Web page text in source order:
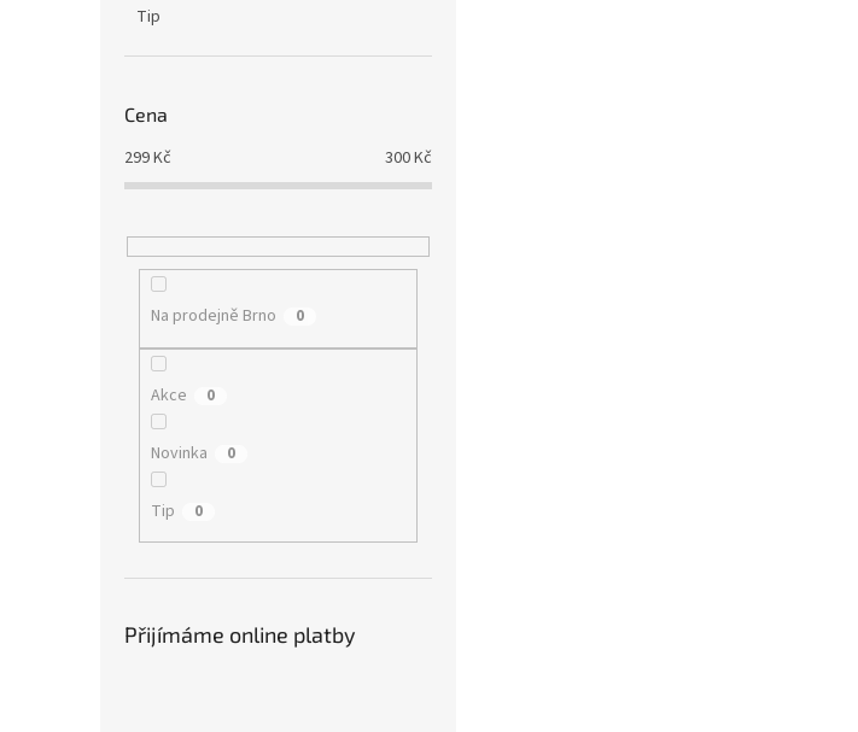
Tip
Cena
299Kč 300Kč
Na prodejně Brno 0
Akce 0
Novinka 0
Tip 0
Přijímáme online platby